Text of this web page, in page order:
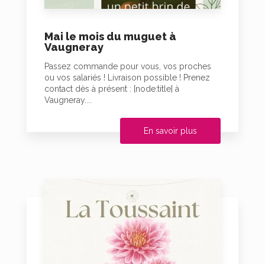
Mai le mois du muguet à
Vaugneray
Passez commande pour vous, vos proches
ou vos salariés ! Livraison possible ! Prenez
contact dès à présent : [node:title] à
Vaugneray....
En savoir plus